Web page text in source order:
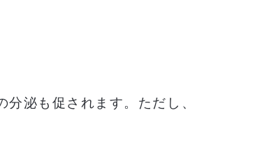
泌も促されます。ただし、